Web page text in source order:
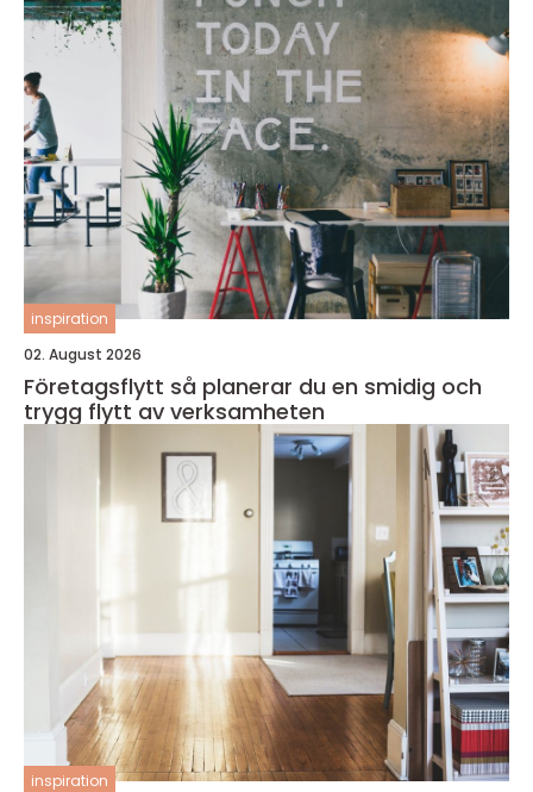
inspiration
02. August 2026
Företagsflytt så planerar du en smidig och
trygg flytt av verksamheten
inspiration